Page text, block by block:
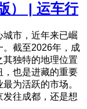
） | 运车行
城市，近年来已崛
。截至2026年，成
独特的地理位置
也是进藏的重要
为活跃的市场。
往成都，还是想